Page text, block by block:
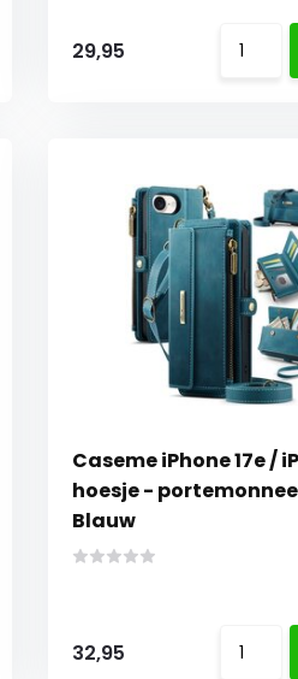
29,95
Caseme iPhone 17e /
hoesje -
Blauw
32,95